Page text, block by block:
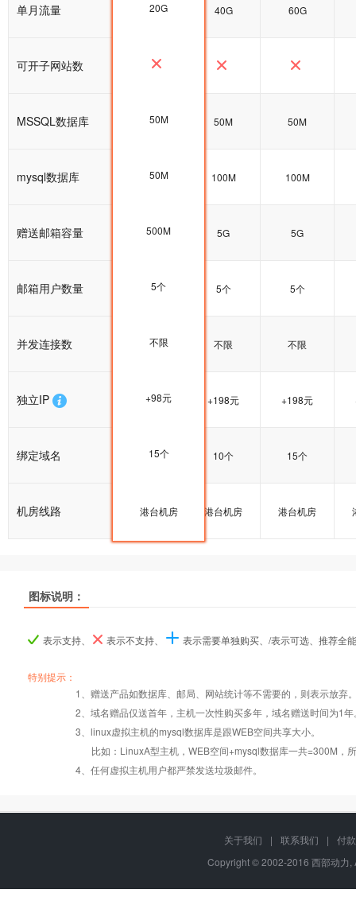
单月流量 20G 40G 60G
可开子网站数
MSSQL数据库 50M 50M 50M
mysql数据库 100M 100M 100M
赠送邮箱容量 5G 5G 5G
邮箱用户数量 5个 5个 5个
并发连接数 不限 不限 不限
独立IP +198元 +198元 +198元
绑定域名 15个 10个 15个
机房线路 港台机房 港台机房 港台机房
20G
50M
50M
500M
5个
不限
+98元
15个
港台机房
产品名称
Windows2008/
Linux
Windows2008/
Linux
Windows2008/
Linux
产品名称
错误页面定义
产品名称
数据定期备份
数据自助恢复
图标说明：
表示支持、 表示不支持、 表示需要单独购买、/表示可选、推荐全
特别提示：
1、赠送产品如数据库、邮局、网站统计等不需要的，则表示放弃
2、域名赠品仅送首年，主机一次性购买多年，域名赠送时间为1年
3、linux虚拟主机的mysql数据库是跟WEB空间共享大小。
比如：LinuxA型主机，WEB空间+mysql数据库一共=300M，
4、任何虚拟主机用户都严禁发送垃圾邮件。
关于我们 | 联系我们 |
付
Copyright © 2002-2016 西部动